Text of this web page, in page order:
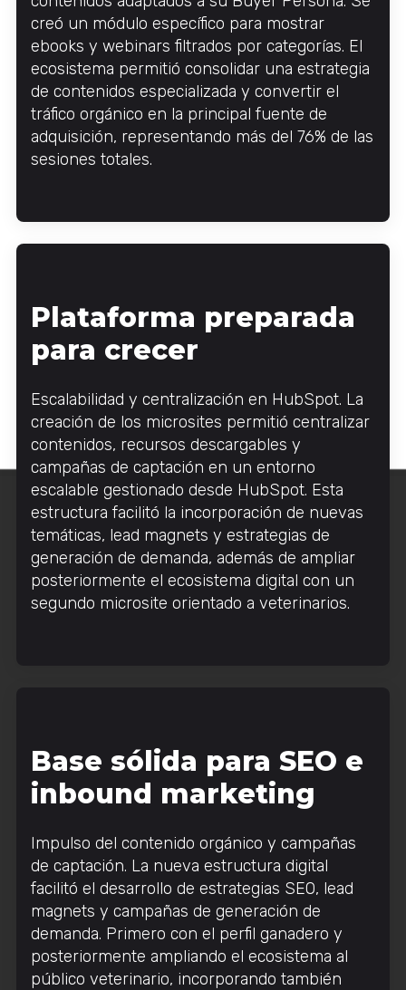
creó un módulo específico para mostrar
ebooks y webinars filtrados por categorías. El
ecosistema permitió consolidar una estrategia
de contenidos especializada y convertir el
tráfico orgánico en la principal fuente de
adquisición, representando más del 76% de las
sesiones totales.
Plataforma preparada
para crecer
Escalabilidad y centralización en HubSpot. La
creación de los microsites permitió centralizar
contenidos, recursos descargables y
campañas de captación en un entorno
escalable gestionado desde HubSpot. Esta
estructura facilitó la incorporación de nuevas
temáticas, lead magnets y estrategias de
generación de demanda, además de ampliar
posteriormente el ecosistema digital con un
segundo microsite orientado a veterinarios.
Base sólida para SEO e
inbound marketing
Impulso del contenido orgánico y campañas
de captación. La nueva estructura digital
facilitó el desarrollo de estrategias SEO, lead
magnets y campañas de generación de
demanda. Primero con el perfil ganadero y
posteriormente ampliando el ecosistema al
público veterinario, incorporando también